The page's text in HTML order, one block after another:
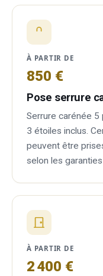
À PARTIR DE
850 €
Pose serrure
Serrure carénée 5
3 étoiles inclus.
peuvent être
selon les
À PARTIR DE
2 400 €